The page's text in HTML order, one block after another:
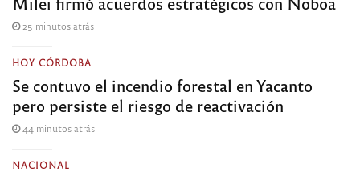
25 minutos atrás
HOY CÓRDOBA
Se contuvo el incendio forestal en Yacanto
pero persiste el riesgo de reactivación
44 minutos atrás
NACIONAL